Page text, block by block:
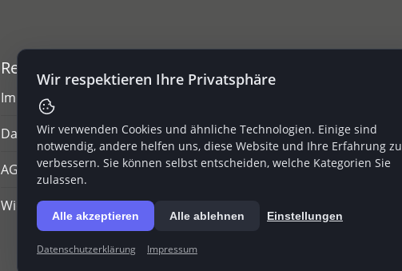
Rechtliches:
Impressum
Datenschutz
AGB
Widerruf
Wir respektieren Ihre Privatsphäre
Wir verwenden Cookies und ähnliche Technologien. Einige sind
notwendig, andere helfen uns, diese Website und Ihre Erfahrung zu
verbessern. Sie können selbst entscheiden, welche Kategorien Sie
zulassen.
Alle akzeptieren Alle ablehnen Einstellungen
Datenschutzerklärung Impressum